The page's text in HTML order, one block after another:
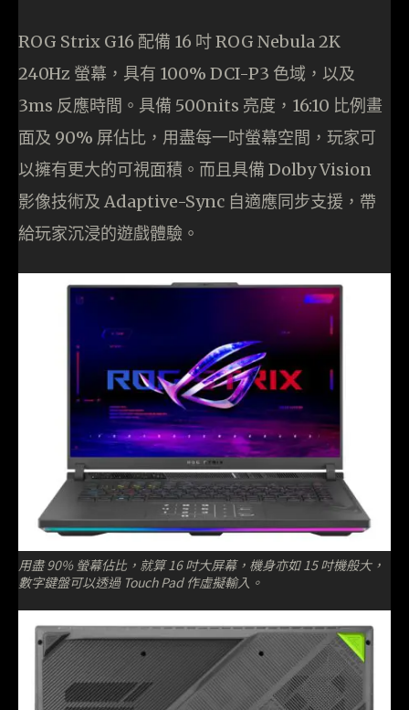
ROG Strix G16 配備 16 吋 ROG Nebula 2K
240Hz 螢幕，具有 100% DCI-P3 色域，以及
3ms 反應時間。具備 500nits 亮度，16:10 比例畫
面及 90% 屏佔比，用盡每一吋螢幕空間，玩家可
以擁有更大的可視面積。而且具備 Dolby Vision
影像技術及 Adaptive-Sync 自適應同步支援，帶
給玩家沉浸的遊戲體驗。
用盡 90% 螢幕佔比，就算 16 吋大屏幕，機身亦如 15 吋機般大，
數字鍵盤可以透過 Touch Pad 作虛擬輸入。